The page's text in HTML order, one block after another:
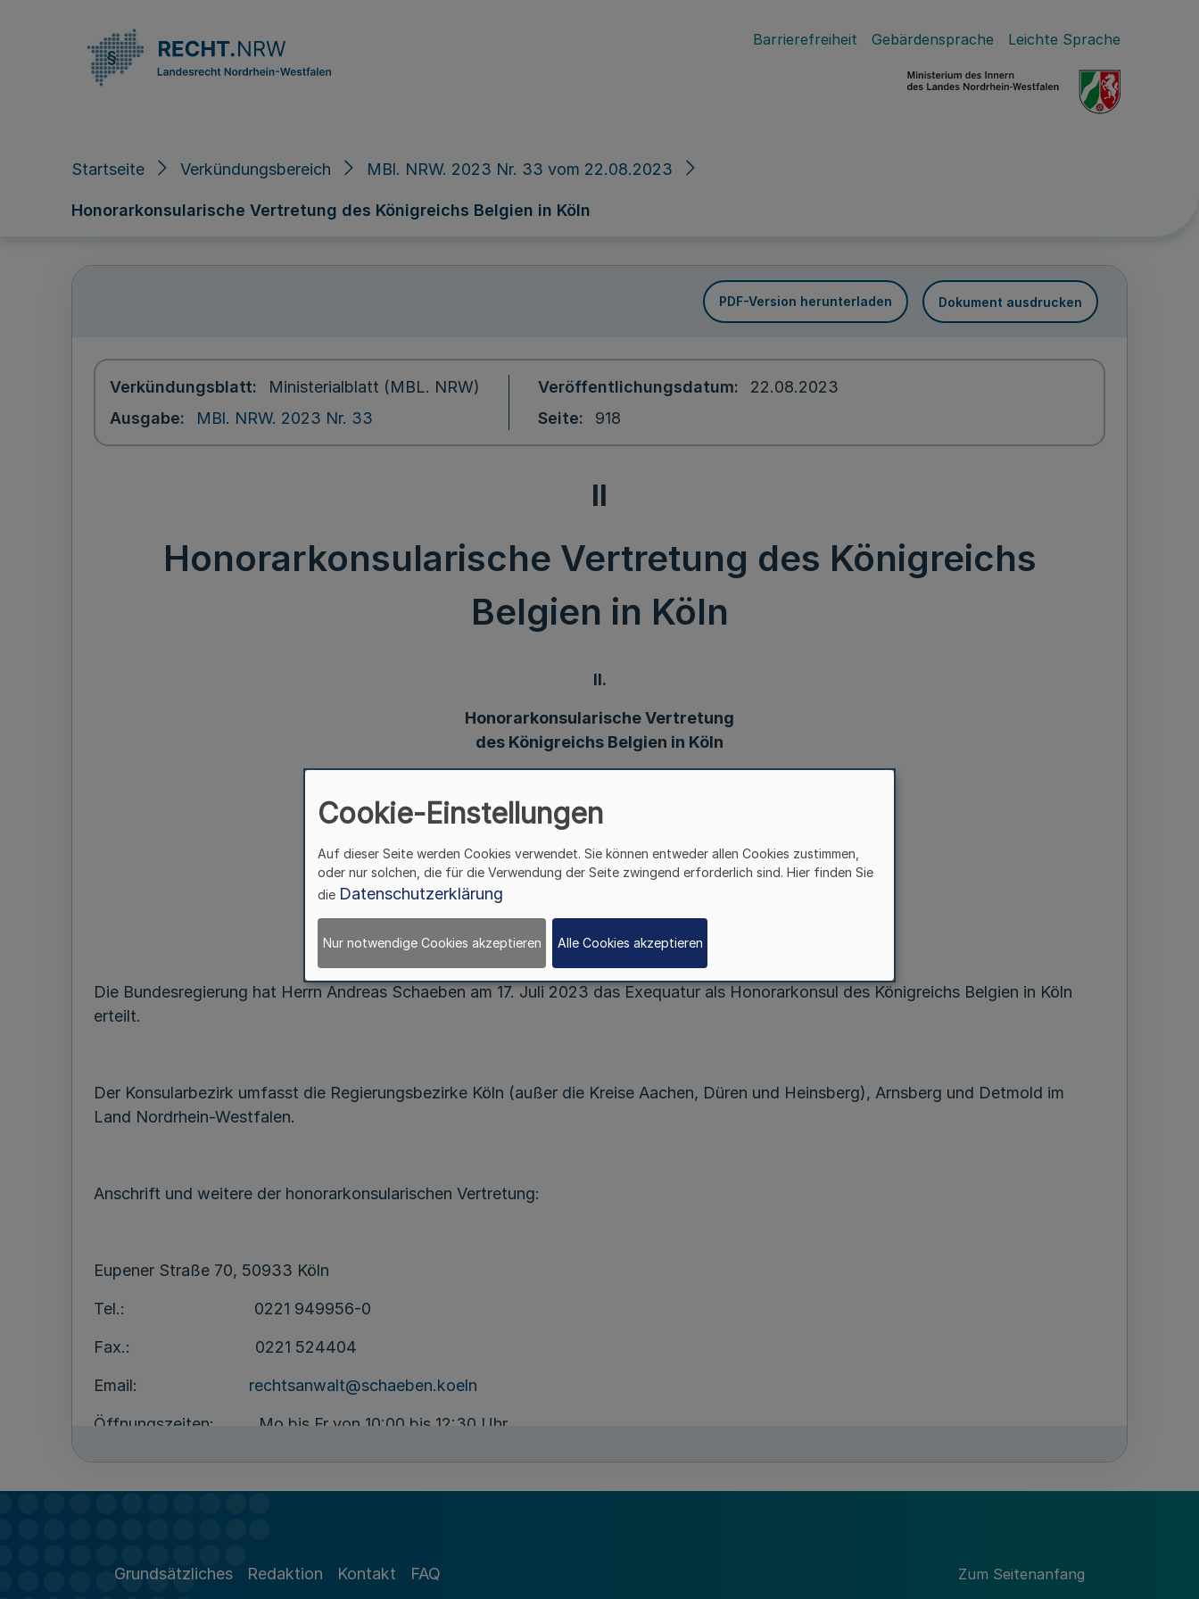
Barrierefreiheit Gebärdensprache Leichte Sprache
Startseite Verkündungsbereich MBl. NRW. 2023 Nr. 33 vom 22.08.2023
Honorarkonsularische Vertretung des Königreichs Belgien in Köln
PDF-Version herunterladen Dokument ausdrucken
Verkündungsblatt
Ministerialblatt (MBL. NRW)
Ausgabe
MBl. NRW. 2023 Nr. 33
Veröffentlichungsdatum
22.08.2023
Seite
918
II
Honorarkonsularische Vertretung des Königreichs
Belgien in Köln
II.
Honorarkonsularische Vertretung
des Königreichs Belgien in Köln
Bekanntmachung
M 4 - 01.18-1/23
Vom 11. August 2023
Die Bundesregierung hat Herrn Andreas Schaeben am 17. Juli 2023 das Exequatur als Honorarkonsul des Königreichs Belgien in Köln
erteilt.
Der Konsularbezirk umfasst die Regierungsbezirke Köln (außer die Kreise Aachen, Düren und Heinsberg), Arnsberg und Detmold im
Land Nordrhein-Westfalen.
Anschrift und weitere der honorarkonsularischen Vertretung:
Eupener Straße 70, 50933 Köln
Tel.: 0221 949956-0
Fax.: 0221 524404
Email: rechtsanwalt@schaeben.koeln
Öffnungszeiten: Mo bis Fr von 10:00 bis 12:30 Uhr
Grundsätzliches Redaktion Kontakt FAQ Zum Seitenanfang
Cookie-Einstellungen
Auf dieser Seite werden Cookies verwendet. Sie können entweder allen Cookies zustimmen,
oder nur solchen, die für die Verwendung der Seite zwingend erforderlich sind. Hier finden Sie
die Datenschutzerklärung
Nur notwendige Cookies akzeptieren Alle Cookies akzeptieren